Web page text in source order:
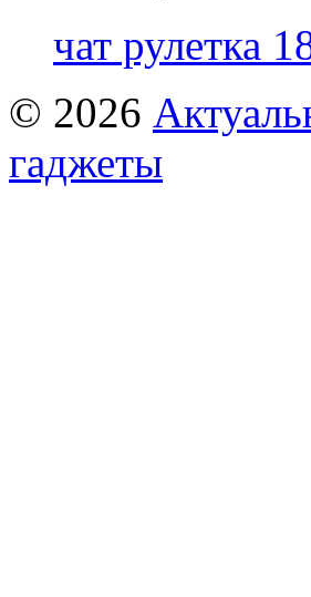
чат рулетка
© 2026
гаджеты